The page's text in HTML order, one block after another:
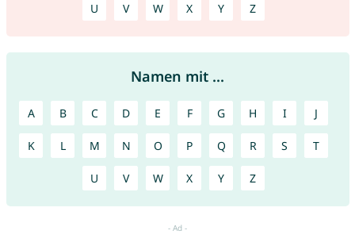
U V W X Y Z
Namen mit ...
A B C D E F G H I J
K L M N O P Q R S T
U V W X Y Z